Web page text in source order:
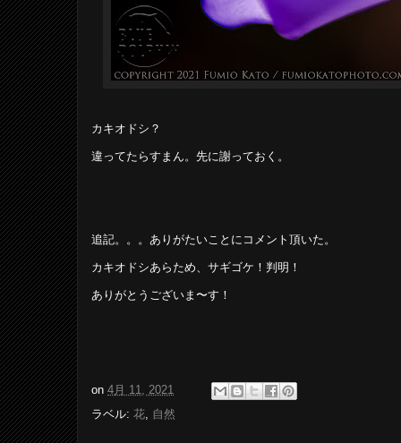
カキオドシ？
違ってたらすまん。先に謝っておく。
追記。。。ありがたいことにコメント頂いた。
カキオドシあらため、サギゴケ！判明！
ありがとうございま〜す！
on 4月 11, 2021
ラベル: 花, 自然